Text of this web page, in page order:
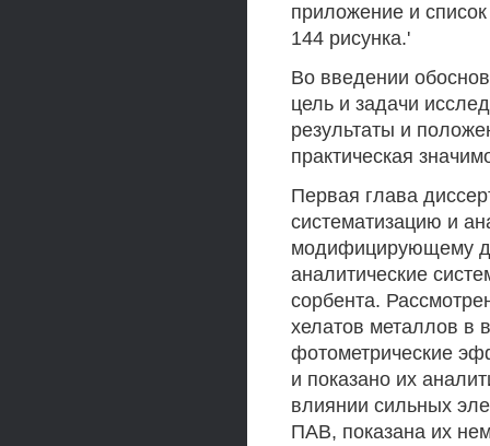
приложение и
144 рисунка.'
Во введении
цель и задачи
результаты и
практическая
Первая глава
систематизацию и
модифицирующему
аналитические
сорбента.
хелатов металлов в
фотометрические
и показано их
влиянии сильных
ПАВ, показана их